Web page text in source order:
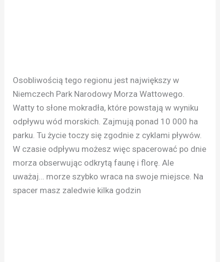
Osobliwością tego regionu jest największy w
Niemczech Park Narodowy Morza Wattowego.
Watty to słone mokradła, które powstają w wyniku
odpływu wód morskich. Zajmują ponad 10 000 ha
parku. Tu życie toczy się zgodnie z cyklami pływów.
W czasie odpływu możesz więc spacerować po dnie
morza obserwując odkrytą faunę i florę. Ale
uważaj… morze szybko wraca na swoje miejsce. Na
spacer masz zaledwie kilka godzin